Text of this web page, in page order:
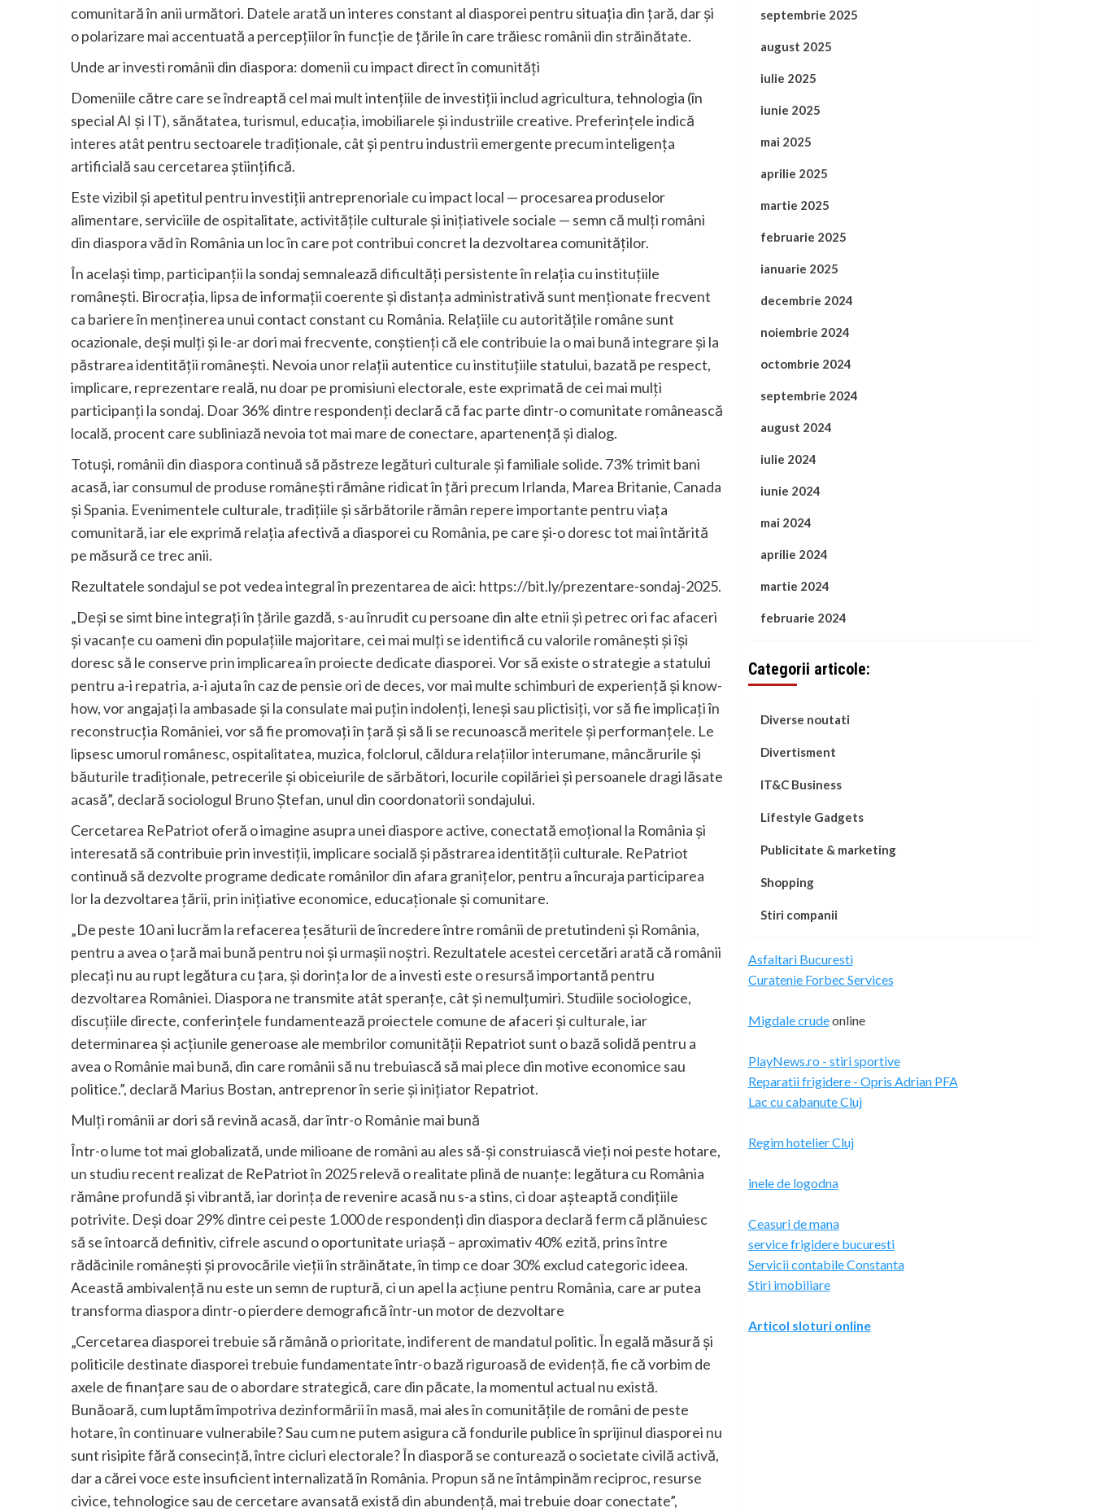
comunitară în anii următori. Datele arată un interes constant al diasporei pentru situația din țară, dar și
o polarizare mai accentuată a percepțiilor în funcție de țările în care trăiesc românii din străinătate.
Unde ar investi românii din diaspora: domenii cu impact direct în comunități
Domeniile către care se îndreaptă cel mai mult intențiile de investiții includ agricultura, tehnologia (în
special AI și IT), sănătatea, turismul, educația, imobiliarele și industriile creative. Preferințele indică
interes atât pentru sectoarele tradiționale, cât și pentru industrii emergente precum inteligența
artificială sau cercetarea științifică.
Este vizibil și apetitul pentru investiții antreprenoriale cu impact local — procesarea produselor
alimentare, serviciile de ospitalitate, activitățile culturale și inițiativele sociale — semn că mulți români
din diaspora văd în România un loc în care pot contribui concret la dezvoltarea comunităților.
În același timp, participanții la sondaj semnalează dificultăți persistente în relația cu instituțiile
românești. Birocrația, lipsa de informații coerente și distanța administrativă sunt menționate frecvent
ca bariere în menținerea unui contact constant cu România. Relațiile cu autoritățile române sunt
ocazionale, deși mulți și le-ar dori mai frecvente, conștienți că ele contribuie la o mai bună integrare și la
păstrarea identității românești. Nevoia unor relații autentice cu instituțiile statului, bazată pe respect,
implicare, reprezentare reală, nu doar pe promisiuni electorale, este exprimată de cei mai mulți
participanți la sondaj. Doar 36% dintre respondenți declară că fac parte dintr-o comunitate românească
locală, procent care subliniază nevoia tot mai mare de conectare, apartenență și dialog.
Totuși, românii din diaspora continuă să păstreze legături culturale și familiale solide. 73% trimit bani
acasă, iar consumul de produse românești rămâne ridicat în țări precum Irlanda, Marea Britanie, Canada
și Spania. Evenimentele culturale, tradițiile și sărbătorile rămân repere importante pentru viața
comunitară, iar ele exprimă relația afectivă a diasporei cu România, pe care și-o doresc tot mai întărită
pe măsură ce trec anii.
Rezultatele sondajul se pot vedea integral în prezentarea de aici: https://bit.ly/prezentare-sondaj-2025.
„Deși se simt bine integrați în țările gazdă, s-au înrudit cu persoane din alte etnii și petrec ori fac afaceri
și vacanțe cu oameni din populațiile majoritare, cei mai mulți se identifică cu valorile românești și își
doresc să le conserve prin implicarea în proiecte dedicate diasporei. Vor să existe o strategie a statului
pentru a-i repatria, a-i ajuta în caz de pensie ori de deces, vor mai multe schimburi de experiență și know-
how, vor angajați la ambasade și la consulate mai puțin indolenți, leneși sau plictisiți, vor să fie implicați în
reconstrucția României, vor să fie promovați în țară și să li se recunoască meritele și performanțele. Le
lipsesc umorul românesc, ospitalitatea, muzica, folclorul, căldura relațiilor interumane, mâncărurile și
băuturile tradiționale, petrecerile și obiceiurile de sărbători, locurile copilăriei și persoanele dragi lăsate
acasă”, declară sociologul Bruno Ștefan, unul din coordonatorii sondajului.
Cercetarea RePatriot oferă o imagine asupra unei diaspore active, conectată emoțional la România și
interesată să contribuie prin investiții, implicare socială și păstrarea identității culturale. RePatriot
continuă să dezvolte programe dedicate românilor din afara granițelor, pentru a încuraja participarea
lor la dezvoltarea țării, prin inițiative economice, educaționale și comunitare.
„De peste 10 ani lucrăm la refacerea țesăturii de încredere între românii de pretutindeni și România,
pentru a avea o țară mai bună pentru noi și urmașii noștri. Rezultatele acestei cercetări arată că românii
plecați nu au rupt legătura cu țara, și dorința lor de a investi este o resursă importantă pentru
dezvoltarea României. Diaspora ne transmite atât speranțe, cât și nemulțumiri. Studiile sociologice,
discuțiile directe, conferințele fundamentează proiectele comune de afaceri și culturale, iar
determinarea și acțiunile generoase ale membrilor comunității Repatriot sunt o bază solidă pentru a
avea o Românie mai bună, din care românii să nu trebuiască să mai plece din motive economice sau
politice.”, declară Marius Bostan, antreprenor în serie și inițiator Repatriot.
Mulți românii ar dori să revină acasă, dar într-o Românie mai bună
Într-o lume tot mai globalizată, unde milioane de români au ales să-și construiască vieți noi peste hotare,
un studiu recent realizat de RePatriot în 2025 relevă o realitate plină de nuanțe: legătura cu România
rămâne profundă și vibrantă, iar dorința de revenire acasă nu s-a stins, ci doar așteaptă condițiile
potrivite. Deși doar 29% dintre cei peste 1.000 de respondenți din diaspora declară ferm că plănuiesc
să se întoarcă definitiv, cifrele ascund o oportunitate uriașă – aproximativ 40% ezită, prins între
rădăcinile românești și provocările vieții în străinătate, în timp ce doar 30% exclud categoric ideea.
Această ambivalență nu este un semn de ruptură, ci un apel la acțiune pentru România, care ar putea
transforma diaspora dintr-o pierdere demografică într-un motor de dezvoltare
„Cercetarea diasporei trebuie să rămână o prioritate, indiferent de mandatul politic. În egală măsură și
politicile destinate diasporei trebuie fundamentate într-o bază riguroasă de evidență, fie că vorbim de
axele de finanțare sau de o abordare strategică, care din păcate, la momentul actual nu există.
Bunăoară, cum luptăm împotriva dezinformării în masă, mai ales în comunitățile de români de peste
hotare, în continuare vulnerabile? Sau cum ne putem asigura că fondurile publice în sprijinul diasporei nu
sunt risipite fără consecință, între cicluri electorale? În diasporă se conturează o societate civilă activă,
dar a cărei voce este insuficient internalizată în România. Propun să ne întâmpinăm reciproc, resurse
civice, tehnologice sau de cercetare avansată există din abundență, mai trebuie doar conectate”,
septembrie 2025
august 2025
iulie 2025
iunie 2025
mai 2025
aprilie 2025
martie 2025
februarie 2025
ianuarie 2025
decembrie 2024
noiembrie 2024
octombrie 2024
septembrie 2024
august 2024
iulie 2024
iunie 2024
mai 2024
aprilie 2024
martie 2024
februarie 2024
Categorii articole:
Diverse noutati
Divertisment
IT&C Business
Lifestyle Gadgets
Publicitate & marketing
Shopping
Stiri companii
Asfaltari Bucuresti
Curatenie Forbec Services
Migdale crudeonline
PlayNews.ro - stiri sportive
Reparatii frigidere - Opris Adrian PFA
Lac cu cabanute Cluj
Regim hotelier Cluj
inele de logodna
Ceasuri de mana
service frigidere bucuresti
Servicii contabile Constanta
Stiri imobiliare
Articol sloturi online